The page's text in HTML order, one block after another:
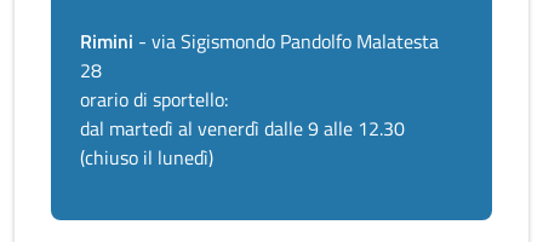
Rimini - via Sigismondo Pandolfo Malatesta
28
orario di sportello:
dal martedì al venerdì dalle 9 alle 12.30
(chiuso il lunedì)